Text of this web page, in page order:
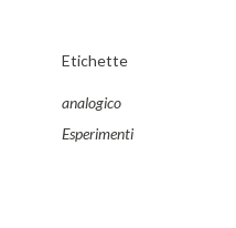
Etichette
analogico
Esperimenti